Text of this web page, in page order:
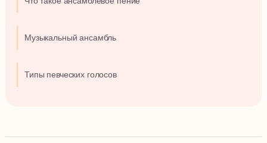
Музыкальный ансамбль
Типы певческих голосов